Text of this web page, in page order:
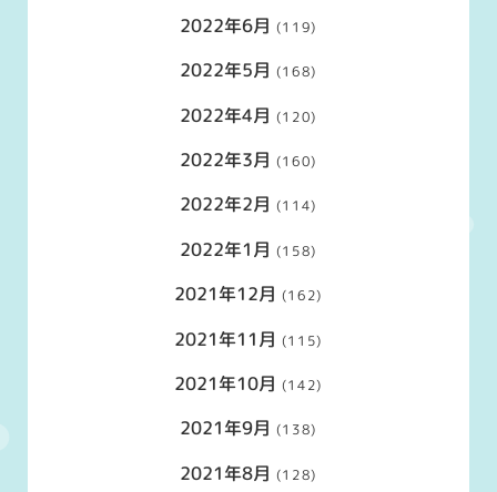
2022年6月 (119)
2022年5月 (168)
2022年4月 (120)
2022年3月 (160)
2022年2月 (114)
2022年1月 (158)
2021年12月 (162)
2021年11月 (115)
2021年10月 (142)
2021年9月 (138)
2021年8月 (128)